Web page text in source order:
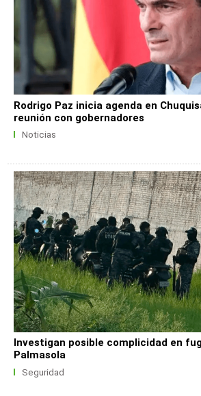
Rodrigo Paz inicia agenda en
reunión con gobernadores
Noticias
Investigan posible complicidad en
Palmasola
Seguridad